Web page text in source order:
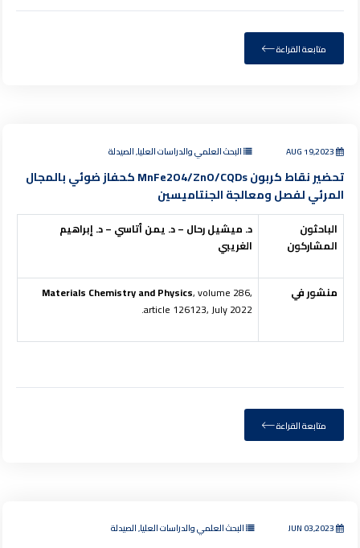
متابعة القراءة
البحث العلمي والدراسات العليا, الصيدلة
تحضير نقاط كربون MnFe2O4/ZnO/CQDs كحفاز ضوئي بالمجال
المرئي لفصل ومعالجة الجنتاميسين
الباحثون
المشاركون
د. ميشيل رحال – د. يمن أتاسي – د. إبراهيم
الغريبي
منشور في Materials Chemistry and Physics, volume 286,
article 126123, July 2022.
متابعة القراءة
البحث العلمي والدراسات العليا, الصيدلة